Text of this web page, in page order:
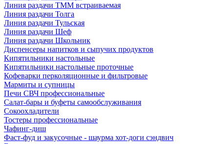
Линия раздачи ТММ встраиваемая
Линия раздачи Толга
Линия раздачи Тульская
Линия раздачи Шеф
Линия раздачи Школьник
Диспенсеры напитков и сыпучих продуктов
Кипятильники настольные
Кипятильники настольные проточные
Кофеварки перколяционные и фильтровые
Мармиты и супницы
Печи СВЧ профессиональные
Салат-бары и буфеты самообслуживания
Сокоохладители
Тостеры профессиональные
Чафинг-диш
Фаст-фуд и закусочные - шаурма хот-доги сэндвич